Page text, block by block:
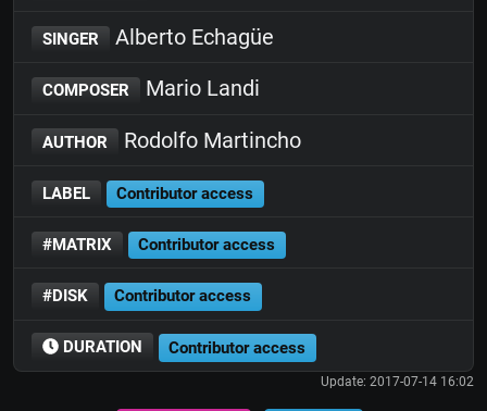
SINGER Alberto Echagüe
COMPOSER Mario Landi
AUTHOR Rodolfo Martincho
LABEL Contributor access
#MATRIX Contributor access
#DISK Contributor access
DURATION Contributor access
Update: 2017-07-14 16:02